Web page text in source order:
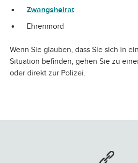
Zwangsheirat
Ehrenmord
Wenn Sie glauben, dass Sie sich in
Situation befinden, gehen Sie zu
oder direkt zur Polizei.